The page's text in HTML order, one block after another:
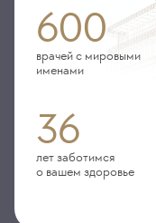
600
врачей с мировыми
именами
36
лет заботимся
о вашем здоровье